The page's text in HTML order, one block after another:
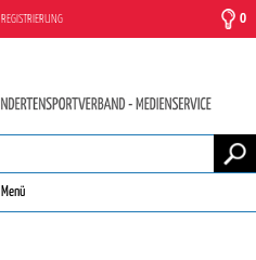
REGISTRIERUNG 0
Menü